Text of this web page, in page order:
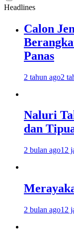
Headlines
Calon
Panas
2 tahun ago2
Naluri
dan
2 bulan ago12
2 bulan ago12